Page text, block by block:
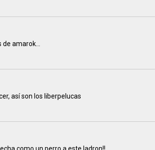
amarok...
así son los liberpelucas